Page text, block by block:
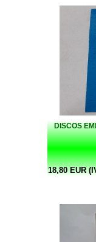
DISCOS
18,80 EUR